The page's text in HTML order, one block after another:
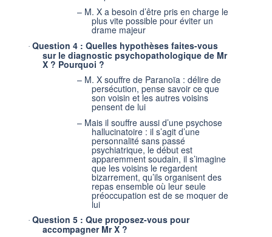
– M. X a besoin d’être pris en charge le
plus vite possible pour éviter un
drame majeur
· Question 4 : Quelles hypothèses faites-vous
sur le diagnostic psychopathologique de Mr
X ? Pourquoi ?
– M. X souffre de Paranoïa : délire de
persécution, pense savoir ce que
son voisin et les autres voisins
pensent de lui
– Mais il souffre aussi d’une psychose
hallucinatoire : il s’agit d’une
personnalité sans passé
psychiatrique, le début est
apparemment soudain, il s’imagine
que les voisins le regardent
bizarrement, qu’ils organisent des
repas ensemble où leur seule
préoccupation est de se moquer de
lui
· Question 5 : Que proposez-vous pour
accompagner Mr X ?